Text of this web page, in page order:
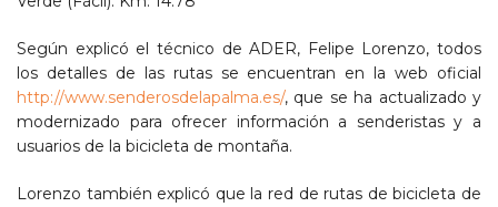
Según explicó el técnico de ADER, Felipe Lorenzo, todos
los detalles de las rutas se encuentran en la web oficial
http://www.senderosdelapalma.es/, que se ha actualizado y
modernizado para ofrecer información a senderistas y a
usuarios de la bicicleta de montaña.
Lorenzo también explicó que la red de rutas de bicicleta de